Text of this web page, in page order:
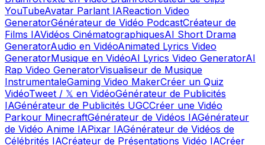
YouTubeAvatar Parlant IAReaction Video
GeneratorGénérateur de Vidéo PodcastCréateur de
Films IAVidéos CinématographiquesAI Short Drama
GeneratorAudio en VidéoAnimated Lyrics Video
GeneratorMusique en VidéoAI Lyrics Video GeneratorAI
Rap Video GeneratorVisualiseur de Musique
InstrumentaleGaming Video MakerCréer un Quiz
VidéoTweet / 𝕏 en VidéoGénérateur de Publicités
IAGénérateur de Publicités UGCCréer une Vidéo
Parkour MinecraftGénérateur de Vidéos IAGénérateur
de Vidéo Anime IAPixar IAGénérateur de Vidéos de
Célébrités IACréateur de Présentations Vidéo IACréer